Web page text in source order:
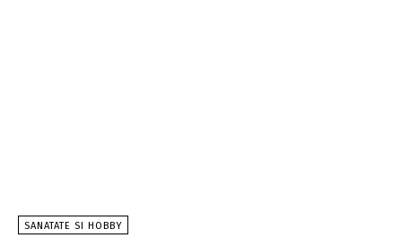
SANATATE SI HOBBY